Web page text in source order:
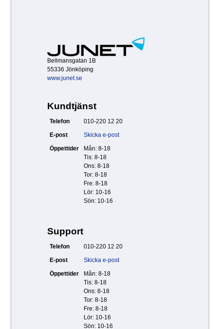
Bellmansgatan 1B
55336 Jönköping
www.junet.se
Kundtjänst
Telefon
010-220 12 20
E-post
Skicka e-post
Öppettider
Mån: 8-18
Tis: 8-18
Ons: 8-18
Tor: 8-18
Fre: 8-18
Lör: 10-16
Sön: 10-16
Support
Telefon
010-220 12 20
E-post
Skicka e-post
Öppettider
Mån: 8-18
Tis: 8-18
Ons: 8-18
Tor: 8-18
Fre: 8-18
Lör: 10-16
Sön: 10-16